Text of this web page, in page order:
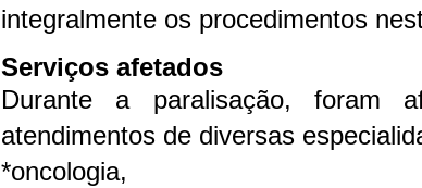
integralmente os procedimentos
Serviços afetados
Durante a paralisação, foram
atendimentos de diversas
*oncologia,